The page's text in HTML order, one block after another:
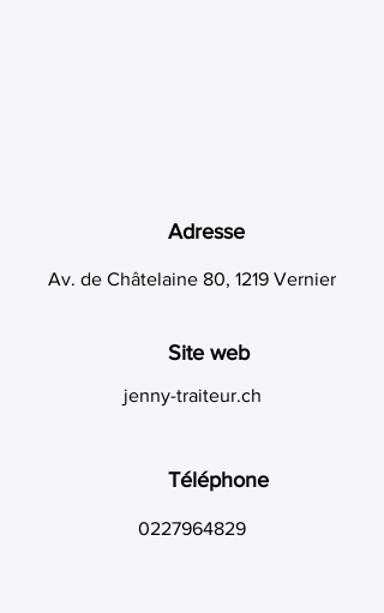
Adresse
Av. de Châtelaine 80, 1219 Vernier
Site web
jenny-traiteur.ch
Téléphone
0227964829